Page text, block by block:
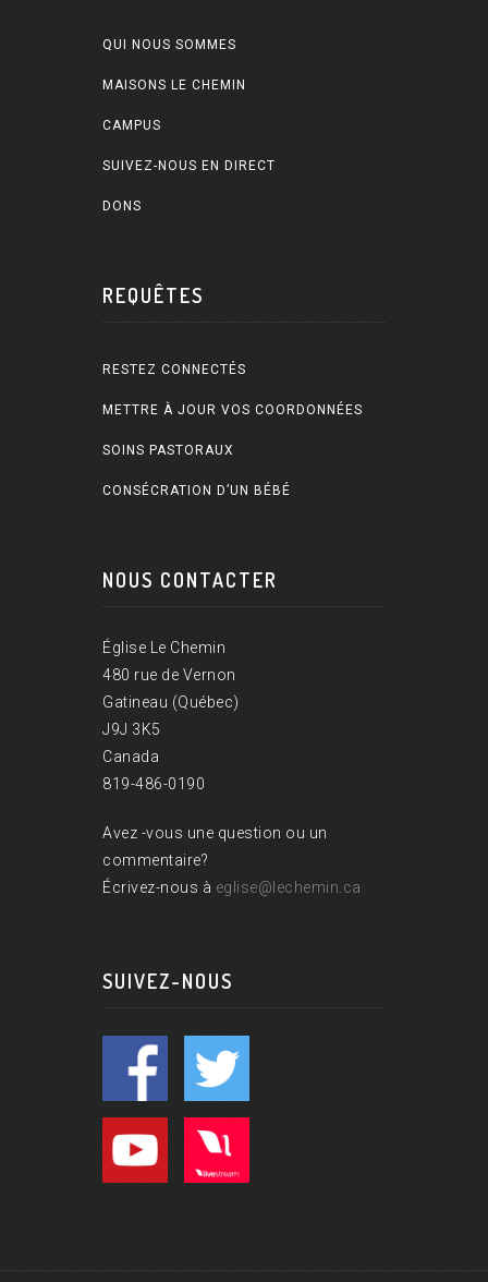
QUI NOUS SOMMES
MAISONS LE CHEMIN
CAMPUS
SUIVEZ-NOUS EN DIRECT
DONS
REQUÊTES
RESTEZ CONNECTÉS
METTRE À JOUR VOS COORDONNÉES
SOINS PASTORAUX
CONSÉCRATION D’UN BÉBÉ
NOUS CONTACTER
Église Le Chemin
480 rue de Vernon
Gatineau (Québec)
J9J 3K5
Canada
819-486-0190
Avez -vous une question ou un
commentaire?
Écrivez-nous à eglise@lechemin.ca
SUIVEZ-NOUS